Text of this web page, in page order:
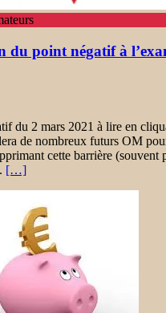
du point négatif à
du 2 mars 2021 à lire en
de nombreux futurs OM
cette barrière (souvent
[…]